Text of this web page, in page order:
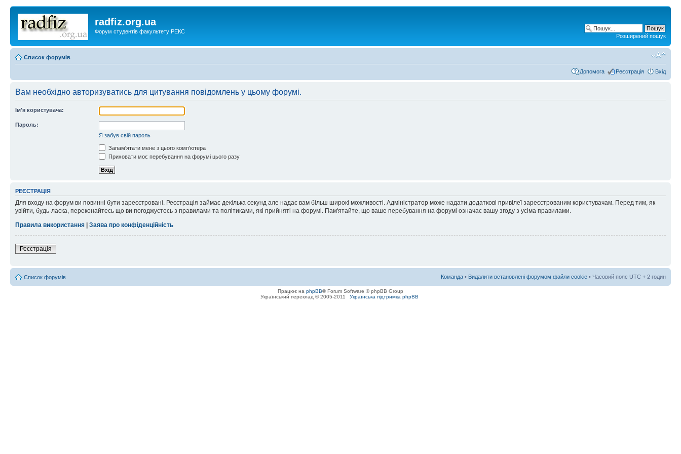
radfiz.org.ua
Форум студентів факультету РЕКС
Розширений пошук
Список форумів
Допомога Реєстрація Вхід
Вам необхідно авторизуватись для цитування повідомлень у цьому форумі.
Ім'я користувача:
Пароль:
Я забув свій пароль
Запам'ятати мене з цього комп'ютера
Приховати моє перебування на форумі цього разу
РЕЄСТРАЦІЯ
Для входу на форум ви повинні бути зареєстровані. Реєстрація займає декілька секунд але надає вам більш широкі можливості. Адміністратор може надати додаткові привілеї зареєстрованим користувачам. Перед тим, як
увійти, будь-ласка, переконайтесь що ви погоджуєтесь з правилами та політиками, які прийняті на форумі. Пам'ятайте, що ваше перебування на форумі означає вашу згоду з усіма правилами.
Правила використання
Заява про конфіденційність
Реєстрація
Список форумів Команда • Видалити встановлені форумом файли cookie • Часовий пояс UTC + 2 годин
Працює на phpBB® Forum Software © phpBB Group
Український переклад © 2005-2011
Українська підтримка phpBB